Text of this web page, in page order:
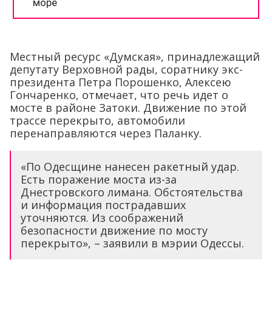
Местный ресурс «Думская», принадлежащий
депутату Верховной рады, соратнику экс-
президента Петра Порошенко, Алексею
Гончаренко, отмечает, что речь идет о
мосте в районе Затоки. Движение по этой
трассе перекрыто, автомобили
перенаправляются через Паланку.
«По Одесщине нанесен ракетный удар.
Есть поражение моста из-за
Днестровского лимана. Обстоятельства
и информация пострадавших
уточняются. Из соображений
безопасности движение по мосту
перекрыто», – заявили в мэрии Одессы.